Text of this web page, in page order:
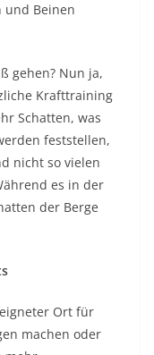
und Beinen
gehen? Nun ja,
Krafttraining
Schatten, was
feststellen,
nicht so vielen
es in der
der Berge
Ort für
machen oder